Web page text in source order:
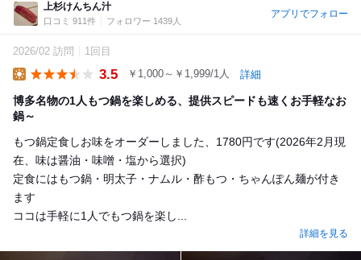
上杉けんちん汁
口コミ 911件 フォロワー 1439人
アプリでフォロー
2026/02 訪問 1回目
3.5 ￥1,000～￥1,999/1人 詳細
博多名物の1人もつ鍋を楽しめる、提供スピードも速くお手軽なお
鍋～
もつ鍋定食しお味をオーダーしました、1780円です(2026年2月現
在、味は醤油・味噌・塩から選択)
定食にはもつ鍋・明太子・ナムル・酢もつ・ちゃんぽん麺が付き
ます
ココは手軽に1人でもつ鍋を楽し...
詳細を見る